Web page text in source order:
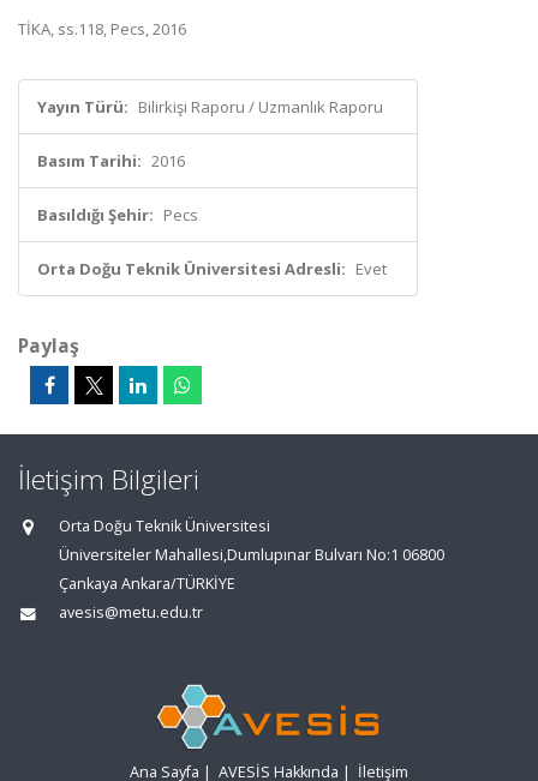
TİKA, ss.118, Pecs, 2016
Yayın Türü: Bilirkişi Raporu / Uzmanlık Raporu
Basım Tarihi: 2016
Basıldığı Şehir: Pecs
Orta Doğu Teknik Üniversitesi Adresli: Evet
Paylaş
İletişim Bilgileri
Orta Doğu Teknik Üniversitesi
Üniversiteler Mahallesi,Dumlupınar Bulvarı No:1 06800
Çankaya Ankara/TÜRKİYE
avesis@metu.edu.tr
Ana Sayfa | AVESİS Hakkında | İletişim